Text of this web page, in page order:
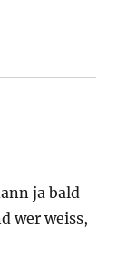
ja bald
wer weiss,